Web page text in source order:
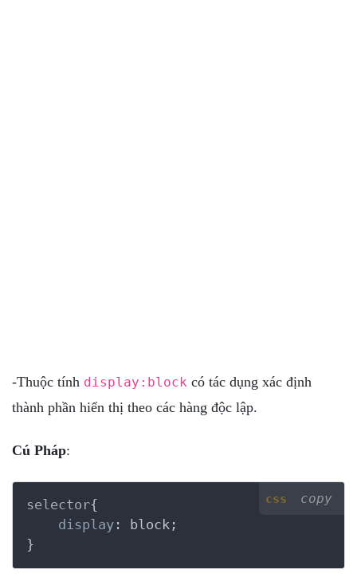
-Thuộc tính display:block có tác dụng xác định
thành phần hiển thị theo các hàng độc lập.
Cú Pháp:
css copy
selector{
display: block
}